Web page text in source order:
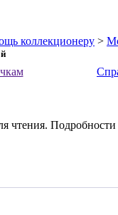
коллекционеру >
чтения.